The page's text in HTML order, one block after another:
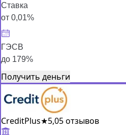
Ставка
от 0,01%
ГЭСВ
до 179%
Получить деньги
CreditPlus★5,05 отзывов